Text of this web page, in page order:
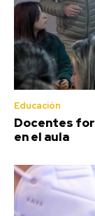
Educación
Docentes
en el aula